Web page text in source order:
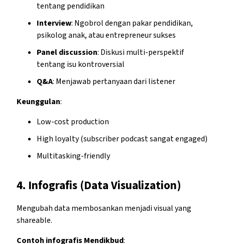
tentang pendidikan
Interview: Ngobrol dengan pakar pendidikan,
psikolog anak, atau entrepreneur sukses
Panel discussion: Diskusi multi-perspektif
tentang isu kontroversial
Q&A: Menjawab pertanyaan dari listener
Keunggulan:
Low-cost production
High loyalty (subscriber podcast sangat engaged)
Multitasking-friendly
4. Infografis (Data Visualization)
Mengubah data membosankan menjadi visual yang
shareable.
Contoh infografis Mendikbud: